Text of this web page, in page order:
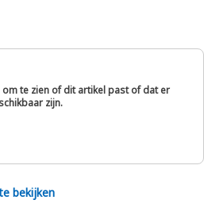
te zien of dit artikel past of dat er
zijn.
bekijken